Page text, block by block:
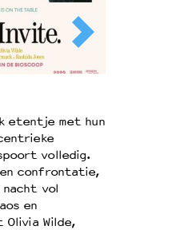
etentje met hun
volledig.
confrontatie,
vol
en
Olivia Wilde,